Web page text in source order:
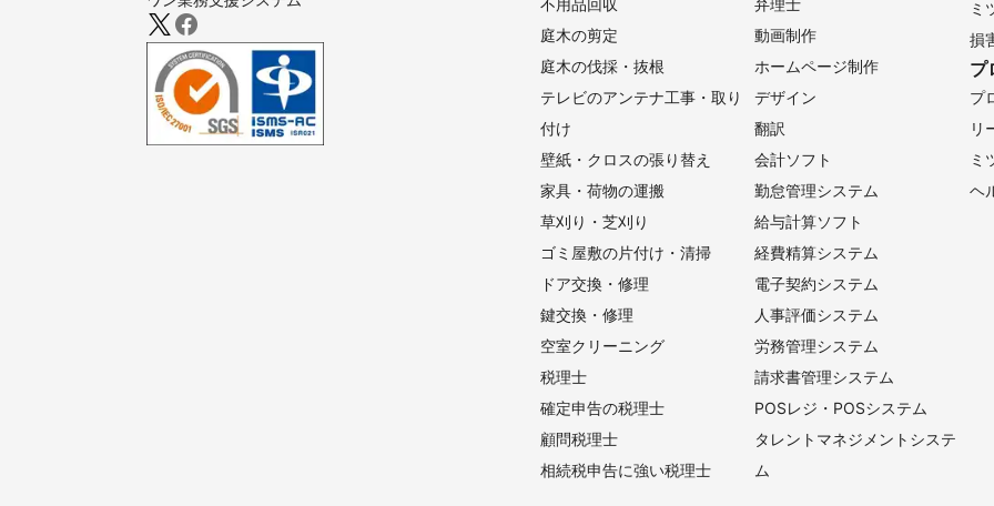
不用品回収
庭木の剪定
庭木の伐採・抜根
テレビのアンテナ工事・取り
付け
壁紙・クロスの張り替え
家具・荷物の運搬
草刈り・芝刈り
ゴミ屋敷の片付け・清掃
ドア交換・修理
鍵交換・修理
空室クリーニング
税理士
確定申告の税理士
顧問税理士
相続税申告に強い税理士
弁理士
動画制作
ホームページ制作
デザイン
翻訳
会計ソフト
勤怠管理システム
給与計算ソフト
経費精算システム
電子契約システム
人事評価システム
労務管理システム
請求書管理システム
POSレジ・POSシステム
タレントマネジメントシステ
ム
ミ
損
プ
プ
リ
ミ
ヘ